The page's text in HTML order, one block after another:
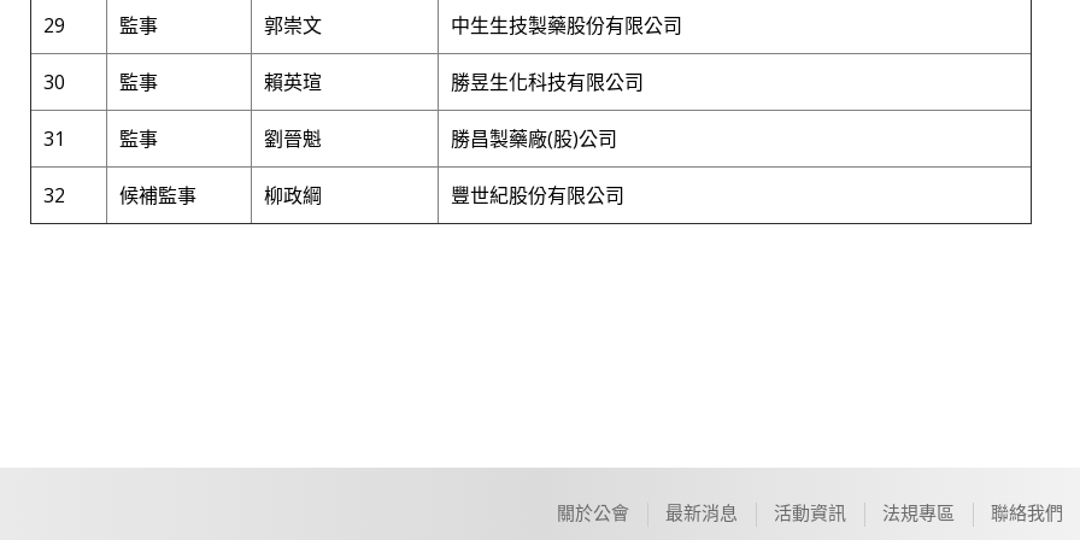
29 監事 郭崇文 中生生技製藥股份有限公司
30 監事 賴英瑄 勝昱生化科技有限公司
31 監事 劉晉魁 勝昌製藥廠(股)公司
32 候補監事 柳政綱 豐世紀股份有限公司
關於公會 最新消息 活動資訊 法規專區 聯絡我們